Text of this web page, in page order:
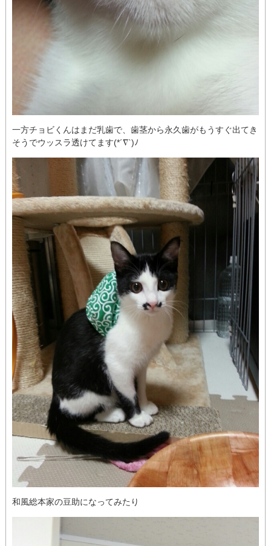
一方チョビくんはまだ乳歯で、歯茎から永久歯がもうすぐ出てき
そうでウッスラ透けてます(*´∇`)ﾉ
和風総本家の豆助になってみたり